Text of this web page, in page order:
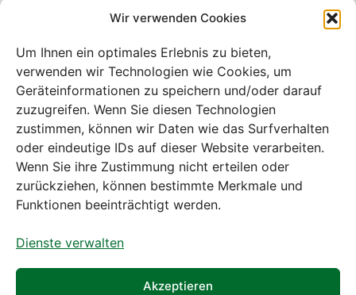
Wir verwenden Cookies
Um Ihnen ein optimales Erlebnis zu bieten,
verwenden wir Technologien wie Cookies, um
Geräteinformationen zu speichern und/oder darauf
zuzugreifen. Wenn Sie diesen Technologien
zustimmen, können wir Daten wie das Surfverhalten
oder eindeutige IDs auf dieser Website verarbeiten.
Wenn Sie ihre Zustimmung nicht erteilen oder
zurückziehen, können bestimmte Merkmale und
Funktionen beeinträchtigt werden.
Dienste verwalten
Akzeptieren
Freitag: 08:00
Bei diesem Webshop handelt es sich um
einen B2B-Webshop
A. Rauch GmbH – Ihr Experte aus Österreich für Waagen,
Eich- & Kalibrierservice, Sprühnebel-Zerstäubungstechnik
und Lebensmittelmaschinen.
Sämtliche Angebote der A. Rauch GmbH richten sich
gewerbliche Kunden, Institutionen, Kommunen usw. aus